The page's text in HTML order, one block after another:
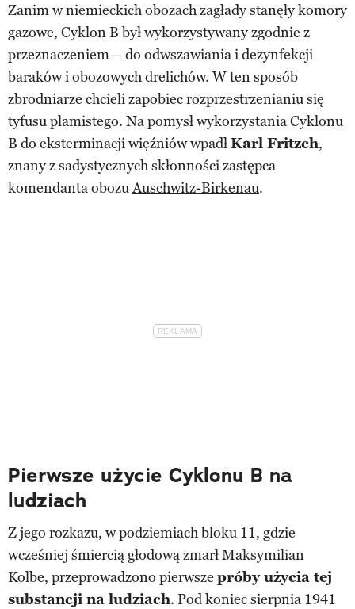
Zanim w niemieckich obozach zagłady stanęły komory
gazowe, Cyklon B był wykorzystywany zgodnie z
przeznaczeniem – do odwszawiania i dezynfekcji
baraków i obozowych drelichów. W ten sposób
zbrodniarze chcieli zapobiec rozprzestrzenianiu się
tyfusu plamistego. Na pomysł wykorzystania Cyklonu
B do eksterminacji więźniów wpadłKarl Fritzch,
znany z sadystycznych skłonności zastępca
komendanta obozuAuschwitz-Birkenau.
Pierwsze użycie Cyklonu B na
ludziach
Z jego rozkazu, w podziemiach bloku 11, gdzie
wcześniej śmiercią głodową zmarł Maksymilian
Kolbe, przeprowadzono pierwsze próby użycia tej
substancji na ludziach. Pod koniec sierpnia 1941